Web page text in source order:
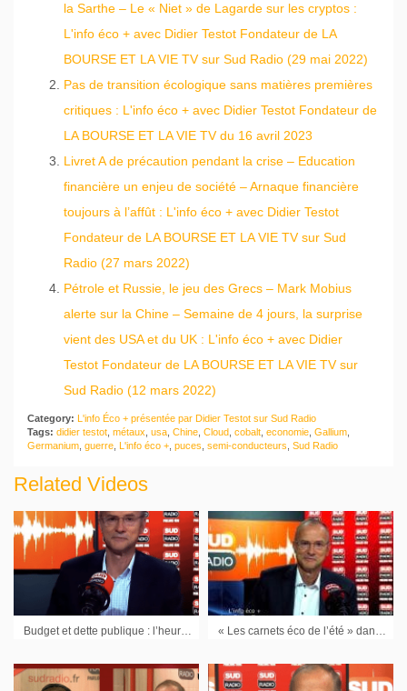
la Sarthe – Le « Niet » de Lagarde sur les cryptos :
L'info éco + avec Didier Testot Fondateur de LA
BOURSE ET LA VIE TV sur Sud Radio (29 mai 2022)
Pas de transition écologique sans matières premières
critiques : L'info éco + avec Didier Testot Fondateur de
LA BOURSE ET LA VIE TV du 16 avril 2023
Livret A de précaution pendant la crise – Education
financière un enjeu de société – Arnaque financière
toujours à l’affût : L'info éco + avec Didier Testot
Fondateur de LA BOURSE ET LA VIE TV sur Sud
Radio (27 mars 2022)
Pétrole et Russie, le jeu des Grecs – Mark Mobius
alerte sur la Chine – Semaine de 4 jours, la surprise
vient des USA et du UK : L'info éco + avec Didier
Testot Fondateur de LA BOURSE ET LA VIE TV sur
Sud Radio (12 mars 2022)
Category: L'info Éco + présentée par Didier Testot sur Sud Radio
Tags: didier testot métaux usa Chine Cloud cobalt economie Gallium
Germanium guerre L'info éco + puces semi-conducteurs Sud Radio
Related Videos
Budget et dette publique : l’heure des choix « Les carnets éco de l’été » dans L’info éco + sur Sud Radio